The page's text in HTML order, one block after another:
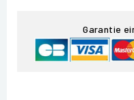
Garantie